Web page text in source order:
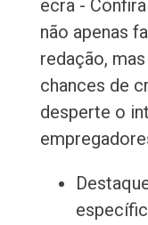
ecrã -
não apenas
redação,
chances de
desperte o